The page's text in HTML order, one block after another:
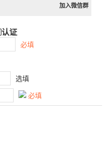
加入微信群
认证
必填
选填
必填